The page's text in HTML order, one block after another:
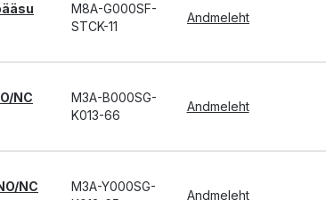
M8A-G000SF-
STCK-11
Andmeleht
NC
M3A-B000SG-
K013-66
Andmeleht
NC
M3A-Y000SG-
Andmeleht